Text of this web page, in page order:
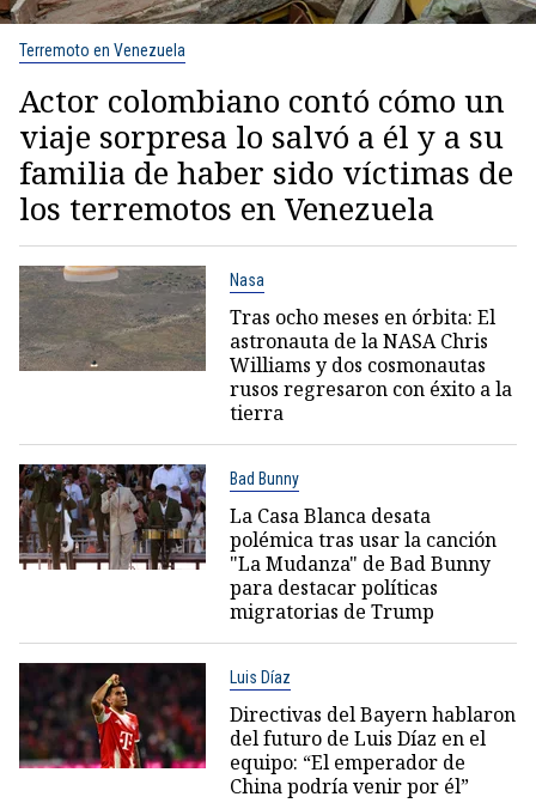
Terremoto en Venezuela
Actor colombiano contó cómo un
viaje sorpresa lo salvó a él y a su
familia de haber sido víctimas de
los terremotos en Venezuela
Nasa
Tras ocho meses en órbita: El
astronauta de la NASA Chris
Williams y dos cosmonautas
rusos regresaron con éxito a la
tierra
Bad Bunny
La Casa Blanca desata
polémica tras usar la canción
"La Mudanza" de Bad Bunny
para destacar políticas
migratorias de Trump
Luis Díaz
Directivas del Bayern hablaron
del futuro de Luis Díaz en el
equipo: “El emperador de
China podría venir por él”